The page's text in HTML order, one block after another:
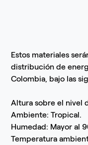
Estos materiales
distribución de
Colombia, bajo las
Altura sobre el nivel
Ambiente: Tropical.
Humedad: Mayor al
Temperatura